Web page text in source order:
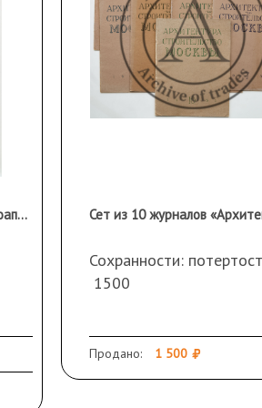
Бунимович Д. Советские фотоаппараты.
Сохранности:
1500
Продано: 1 500